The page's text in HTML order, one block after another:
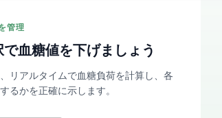
管理
血糖値を下げましょう
リアルタイムで血糖負荷を計算し、各
るかを正確に示します。